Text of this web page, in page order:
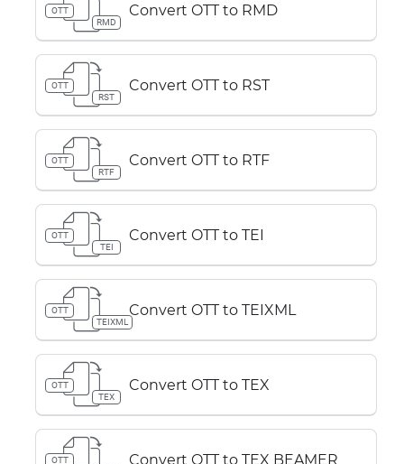
OTT
RMD
Convert OTT to RMD
OTT
RST
Convert OTT to RST
OTT
RTF
Convert OTT to RTF
OTT
TEI
Convert OTT to TEI
OTT
TEIXML
Convert OTT to TEIXML
OTT
TEX
Convert OTT to TEX
OTT
Convert OTT to TEX BEAMER